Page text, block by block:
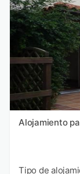
Alojamiento
Tipo de